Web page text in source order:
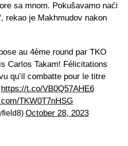
sa mnom. Pokušavamo naći
rekao je Makhmudov nakon
au 4ème round par TKO
Carlos Takam! Félicitations
qu’il combatte pour le titre
https://t.co/VB0Q57AHE6
TKW0T7nHSG
October 28, 2023